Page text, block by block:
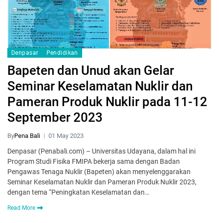
Denpasar Pendidikan
Bapeten dan Unud akan Gelar
Seminar Keselamatan Nuklir dan
Pameran Produk Nuklir pada 11-12
September 2023
ByPena Bali 01 May 2023
Denpasar (Penabali.com) – Universitas Udayana, dalam hal ini
Program Studi Fisika FMIPA bekerja sama dengan Badan
Pengawas Tenaga Nuklir (Bapeten) akan menyelenggarakan
Seminar Keselamatan Nuklir dan Pameran Produk Nuklir 2023,
dengan tema “Peningkatan Keselamatan dan…
Read More